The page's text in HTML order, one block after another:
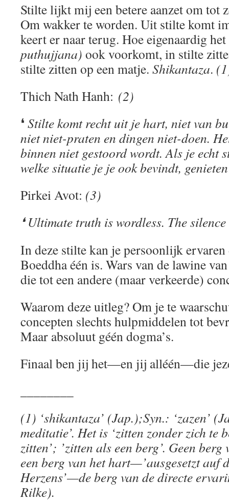
Stilte lijkt mij een betere aanzet om tot
Om wakker te worden. Uit stilte komt
keert er naar terug. Hoe eigenaardig
puthujjana) ook voorkomt, in stilte
stilte zitten op een matje. Shikantaza.
Thich Nath Hanh: (2)
❛ Stilte komt recht uit je hart, niet van
niet niet-praten en dingen niet-doen.
binnen niet gestoord wordt. Als je echt
welke situatie je je ook bevindt,
Pirkei Avot: (3)
❛ Ultimate truth is wordless. The
In deze stilte kan je persoonlijk ervaren
Boeddha één is. Wars van de lawine
die tot een andere (maar verkeerde)
Waarom deze uitleg? Om je te
concepten slechts hulpmiddelen tot
Maar absoluut géén dogma’s.
Finaal ben jij het—en jij alléén—die
(1) ‘shikantaza’ (Jap.);Syn.: ‘zazen’
meditatie’. Het is ‘zitten zonder zich te
zitten’; ’zitten als een berg’. Geen
een berg van het hart—’ausgesetzt auf
Herzens’—de berg van de directe
Rilke).